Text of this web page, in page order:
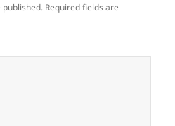
published. Required fields are